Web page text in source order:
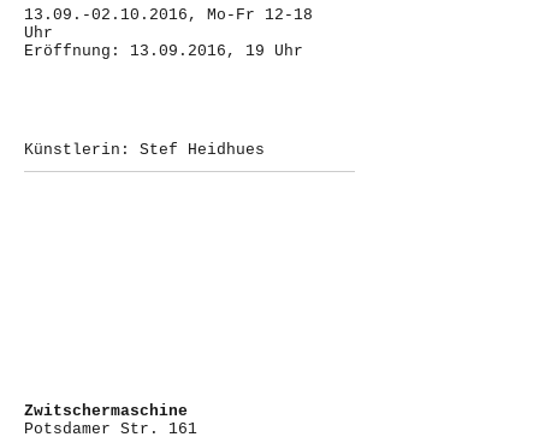
13.09.-02.10.2016, Mo-Fr 12-18
Uhr
Eröffnung: 13.09.2016, 19 Uhr
Künstlerin: Stef Heidhues
13.-25.09.2016, Mi-Fr 14-19 Uhr,
Sa/So 13-17 Uhr